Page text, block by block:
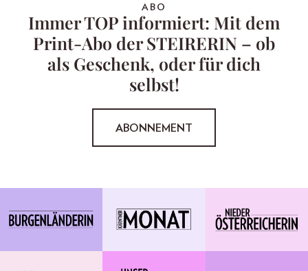
ABO
Immer TOP informiert: Mit dem
Print-Abo der STEIRERIN – ob
als Geschenk, oder für dich
selbst!
ABONNEMENT